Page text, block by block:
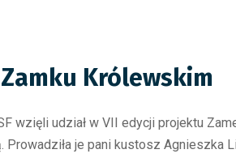
Królewskim
wzięli udział w VII edycji projektu
Prowadziła je pani kustosz